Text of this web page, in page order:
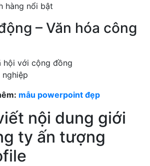
hàng nổi bật
– Văn hóa công
hội với cộng đồng
nghiệp
mẫu powerpoint đẹp
nội dung giới
ty ấn tượng